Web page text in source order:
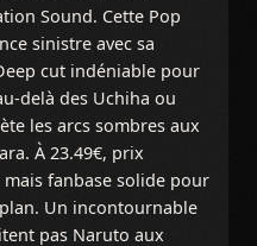
Sound. Cette Pop
sinistre avec sa
cut indéniable pour
delà des Uchiha ou
les arcs sombres aux
À 23.49€, prix
fanbase solide pour
Un incontournable
pas Naruto aux